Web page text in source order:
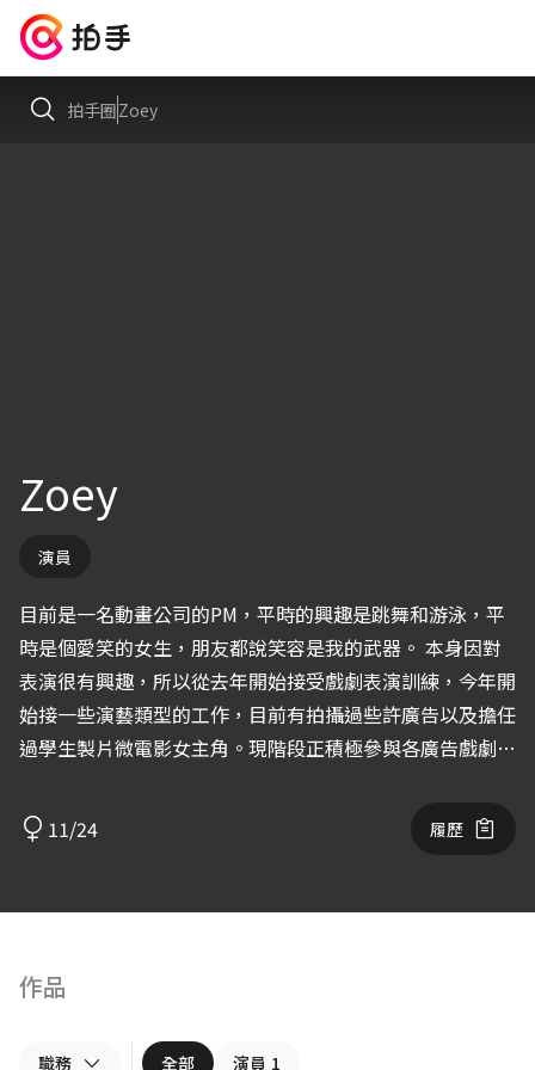
拍手圈Zoey
Zoey
演員
目前是一名動畫公司的PM，平時的興趣是跳舞和游泳，平
時是個愛笑的女生，朋友都說笑容是我的武器。 本身因對
表演很有興趣，所以從去年開始接受戲劇表演訓練，今年開
始接一些演藝類型的工作，目前有拍攝過些許廣告以及擔任
過學生製片微電影女主角。現階段正積極參與各廣告戲劇電
11/24
履歷
作品
職務 全部 演員 1